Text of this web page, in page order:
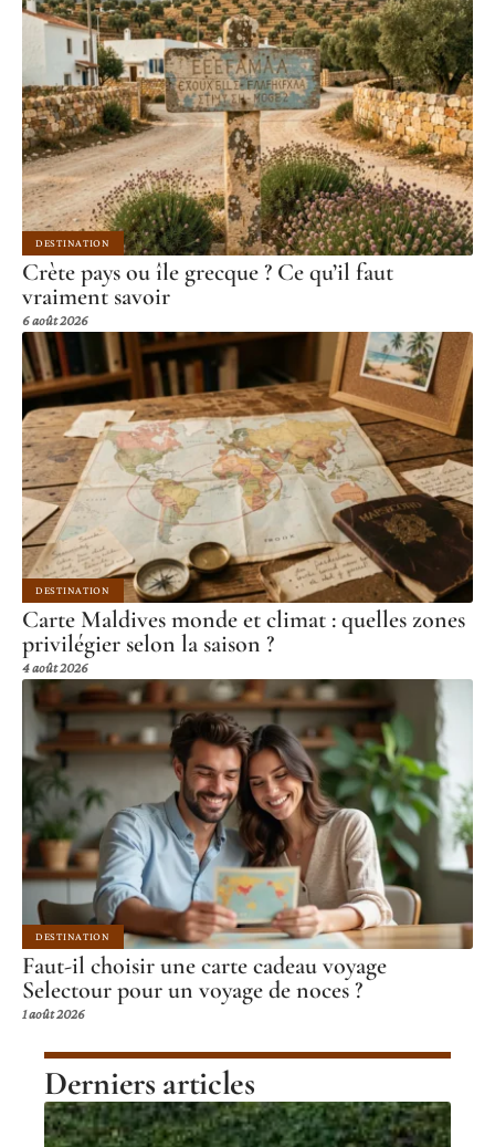
DESTINATION
Crète pays ou île grecque ? Ce qu’il faut
vraiment savoir
6 août 2026
DESTINATION
Carte Maldives monde et climat : quelles zones
privilégier selon la saison ?
4 août 2026
DESTINATION
Faut-il choisir une carte cadeau voyage
Selectour pour un voyage de noces ?
1 août 2026
Derniers articles